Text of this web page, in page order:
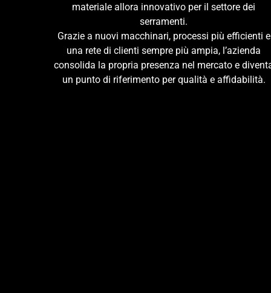
materiale allora innovativo per il settore dei
serramenti.
Grazie a nuovi macchinari, processi più efficienti e
una rete di clienti sempre più ampia, l’azienda
consolida la propria presenza nel mercato e
un punto di riferimento per qualità e affidabilità.